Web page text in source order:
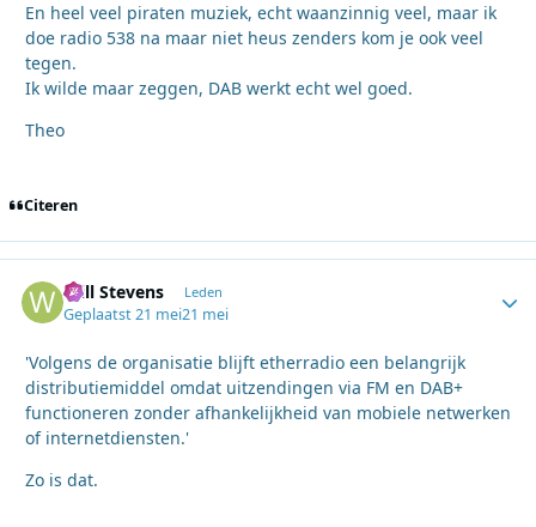
En heel veel piraten muziek, echt waanzinnig veel, maar ik
doe radio 538 na maar niet heus zenders kom je ook veel
tegen.
Ik wilde maar zeggen, DAB werkt echt wel goed.
Theo
Citeren
Will Stevens Leden
Geplaatst21 mei21 mei
'Volgens de organisatie blijft etherradio een belangrijk
distributiemiddel omdat uitzendingen via FM en DAB+
functioneren zonder afhankelijkheid van mobiele netwerken
of internetdiensten.'
Zo is dat.